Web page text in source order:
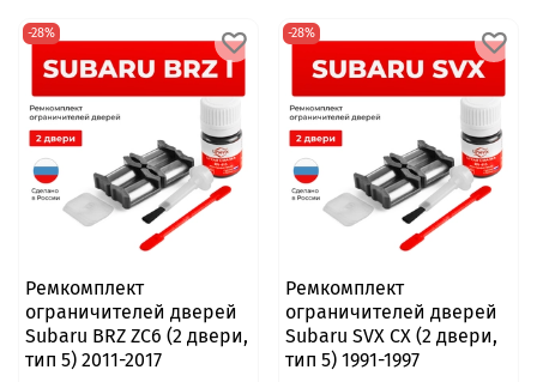
-28%
Ремкомплект
ограничителей дверей
Subaru BRZ ZC6 (2 двери,
тип 5) 2011-2017
-28%
Ремкомплект
ограничителей дверей
Subaru SVX CX (2 двери,
тип 5) 1991-1997